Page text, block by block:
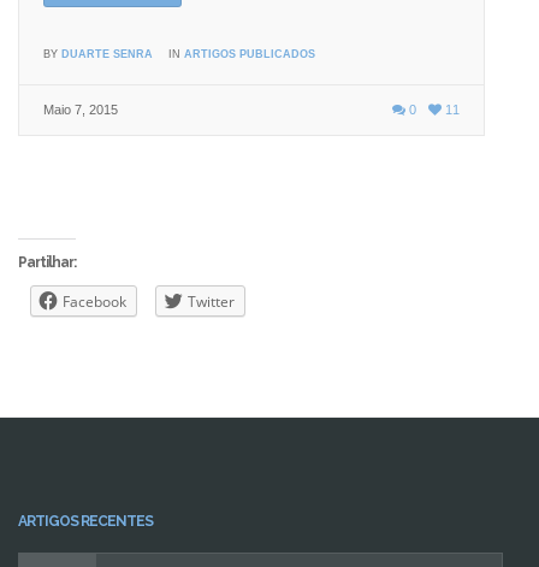
BY DUARTE SENRA IN ARTIGOS PUBLICADOS
Maio 7, 2015 11
0
Partilhar:
Facebook Twitter
ARTIGOS RECENTES